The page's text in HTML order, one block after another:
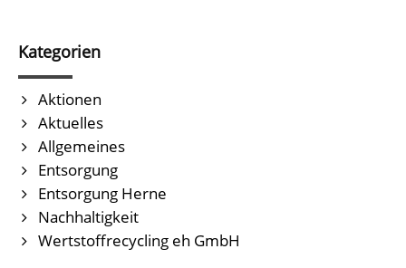
Kategorien
Aktionen
Aktuelles
Allgemeines
Entsorgung
Entsorgung Herne
Nachhaltigkeit
Wertstoffrecycling eh GmbH